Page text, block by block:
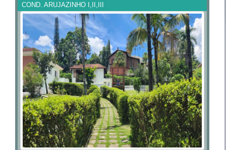
COND. ARUJAZINHO I,II,III